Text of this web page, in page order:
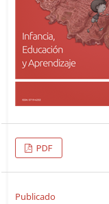
PDF
Publicado